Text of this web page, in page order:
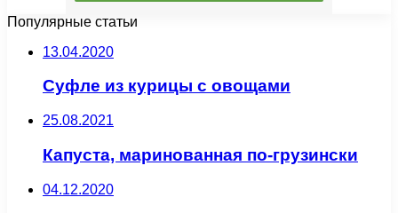
Популярные статьи
13.04.2020
Суфле из курицы с овощами
25.08.2021
Капуста, маринованная по-грузински
04.12.2020